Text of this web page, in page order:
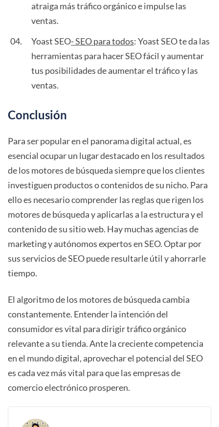
atraiga más tráfico orgánico e impulse las
ventas.
Yoast SEO- SEO para todos: Yoast SEO te da las
herramientas para hacer SEO fácil y aumentar
tus posibilidades de aumentar el tráfico y las
ventas.
Conclusión
Para ser popular en el panorama digital actual, es
esencial ocupar un lugar destacado en los resultados
de los motores de búsqueda siempre que los clientes
investiguen productos o contenidos de su nicho. Para
ello es necesario comprender las reglas que rigen los
motores de búsqueda y aplicarlas a la estructura y el
contenido de su sitio web. Hay muchas agencias de
marketing y autónomos expertos en SEO. Optar por
sus servicios de SEO puede resultarle útil y ahorrarle
tiempo.
El algoritmo de los motores de búsqueda cambia
constantemente. Entender la intención del
consumidor es vital para dirigir tráfico orgánico
relevante a su tienda. Ante la creciente competencia
en el mundo digital, aprovechar el potencial del SEO
es cada vez más vital para que las empresas de
comercio electrónico prosperen.